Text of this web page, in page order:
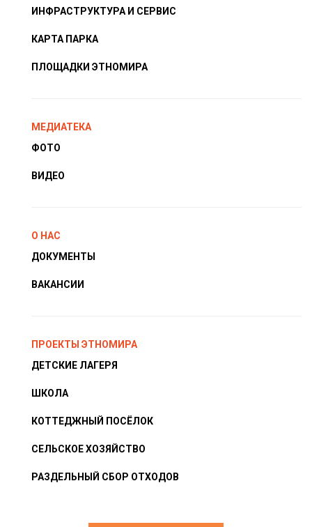
ИНФРАСТРУКТУРА И СЕРВИС
КАРТА ПАРКА
ПЛОЩАДКИ ЭТНОМИРА
МЕДИАТЕКА
ФОТО
ВИДЕО
О НАС
ДОКУМЕНТЫ
ВАКАНСИИ
ПРОЕКТЫ ЭТНОМИРА
ДЕТСКИЕ ЛАГЕРЯ
ШКОЛА
КОТТЕДЖНЫЙ ПОСЁЛОК
СЕЛЬСКОЕ ХОЗЯЙСТВО
РАЗДЕЛЬНЫЙ СБОР ОТХОДОВ